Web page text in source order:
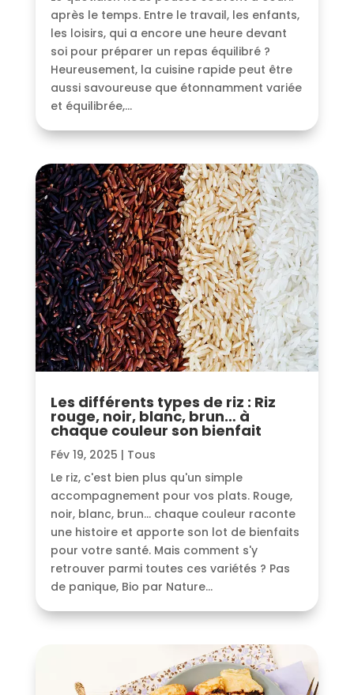
après le temps. Entre le travail, les enfants,
les loisirs, qui a encore une heure devant
soi pour préparer un repas équilibré ?
Heureusement, la cuisine rapide peut être
aussi savoureuse que étonnamment variée
et équilibrée,...
Les différents types de riz : Riz
rouge, noir, blanc, brun… à
chaque couleur son bienfait
Fév 19, 2025 | Tous
Le riz, c'est bien plus qu'un simple
accompagnement pour vos plats. Rouge,
noir, blanc, brun… chaque couleur raconte
une histoire et apporte son lot de bienfaits
pour votre santé. Mais comment s'y
retrouver parmi toutes ces variétés ? Pas
de panique, Bio par Nature...